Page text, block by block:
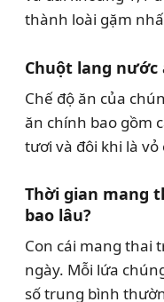
thành loài gặm
Chuột lang nước
Chế độ ăn của
ăn chính bao gồm
tươi và đôi khi là vỏ
Thời gian mang
bao lâu?
Con cái mang thai
ngày. Mỗi lứa
số trung bình